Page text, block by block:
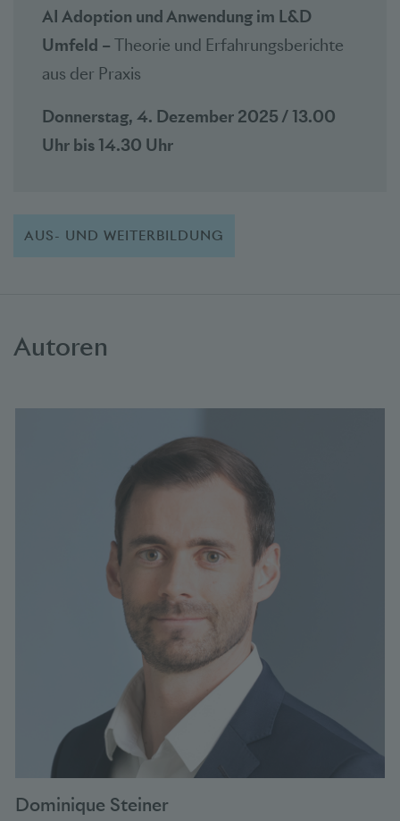
AI Adoption und Anwendung im L&D
Umfeld – Theorie und Erfahrungsberichte
aus der Praxis
Donnerstag, 4. Dezember 2025 / 13.00
Uhr bis 14.30 Uhr
AUS- UND WEITERBILDUNG
Autoren
Dominique Steiner